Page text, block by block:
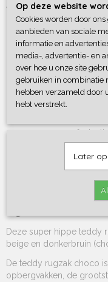
Waarom deze rugzak
Ultra-zachte
lievelingsknuffel!
Gepersonaliseerd
unieke touch
Ruim en handig–
schatten
voor een perfecte fit
Kies jouw favoriete
de rugzak écht van jouw
Bestel nu en geef je
Deze super hippe teddy
beige en donkerbruin
De teddy rugzak choco
opbergvakken, de
Op deze website
Cookies worden door
aanbieden van sociale
informatie en
media-, advertentie- en
over hoe u onze site
gebruiken in combinatie
hebben verzameld door
hebt verstrekt.
Later